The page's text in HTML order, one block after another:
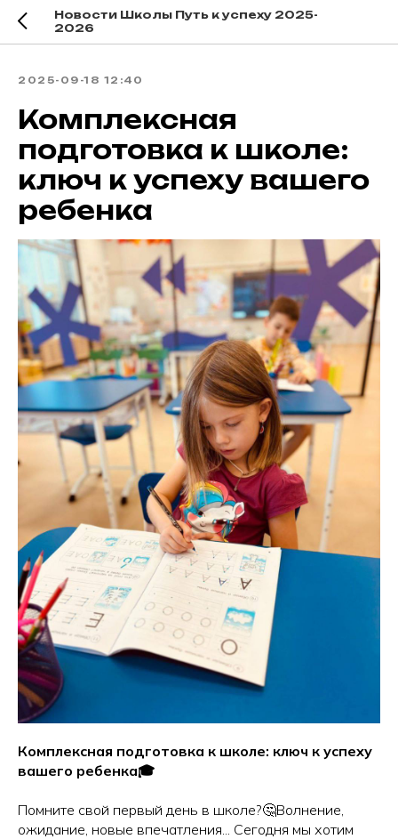
Новости Школы Путь к успеху 2025-
2026
2025-09-18 12:40
Комплексная
подготовка к школе:
ключ к успеху вашего
ребенка
Комплексная подготовка к школе: ключ к успеху
вашего ребенка🎓
Помните свой первый день в школе?🤔Волнение,
ожидание, новые впечатления... Сегодня мы хотим